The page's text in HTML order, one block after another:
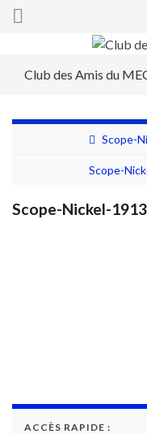
Search for:
Club des Amis du
Scope-
Scope-
Scope-Nickel-
ACCÈS RAPIDE :